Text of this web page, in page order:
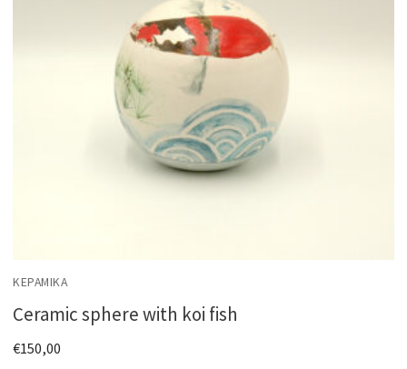
ΚΕΡΑΜΙΚΆ
Ceramic sphere with koi fish
€150,00